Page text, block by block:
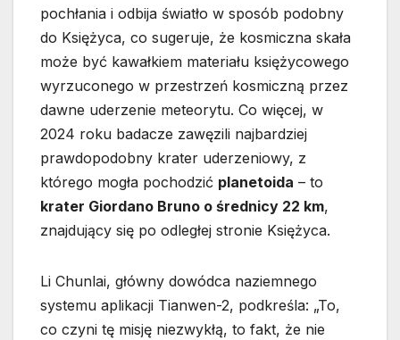
pochłania i odbija światło w sposób podobny
do Księżyca, co sugeruje, że kosmiczna skała
może być kawałkiem materiału księżycowego
wyrzuconego w przestrzeń kosmiczną przez
dawne uderzenie meteorytu. Co więcej, w
2024 roku badacze zawęzili najbardziej
prawdopodobny krater uderzeniowy, z
którego mogła pochodzić planetoida – to
krater Giordano Bruno o średnicy 22 km,
znajdujący się po odległej stronie Księżyca.
Li Chunlai, główny dowódca naziemnego
systemu aplikacji Tianwen-2, podkreśla: „To,
co czyni tę misję niezwykłą, to fakt, że nie